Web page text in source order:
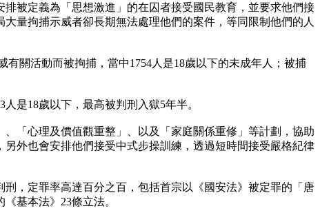
被定義為「思想激進」的在囚者接受國民教育，並要求他們接
量拘捕示威者卻長期無法處理他們的案件，等同限制他們的人
關活動而被拘捕，當中1754人是18歲以下的未成年人；被捕
是18歲以下，最高被判刑入獄5年半。
「心理及價值觀重整」、以及「家庭關係重修」等計劃，協助
外也會安排他們接受中式步操訓練，透過短時間接受嚴格紀律
，定罪率高達百分之百，包括首宗以《國安法》被定罪的「唐
基本法》23條立法。